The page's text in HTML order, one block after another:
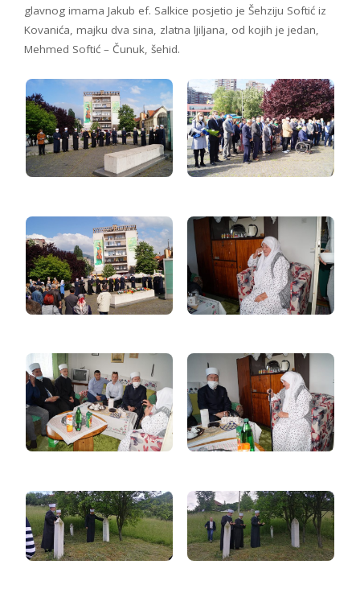
glavnog imama Jakub ef. Salkice posjetio je Šehziju Softić iz
Kovanića, majku dva sina, zlatna ljiljana, od kojih je jedan,
Mehmed Softić – Čunuk, šehid.